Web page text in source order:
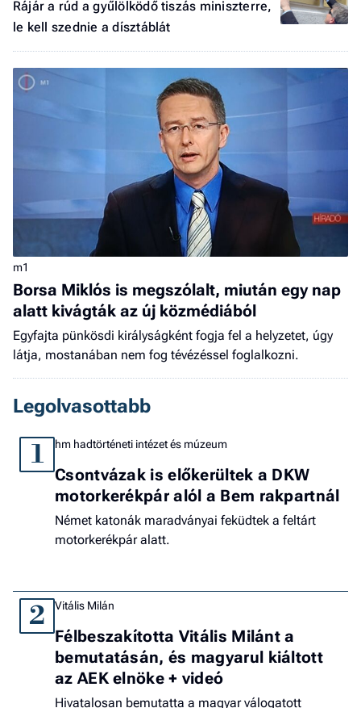
Rájár a rúd a gyűlölködő tiszás miniszterre,
le kell szednie a dísztáblát
m1
Borsa Miklós is megszólalt, miután egy nap
alatt kivágták az új közmédiából
Egyfajta pünkösdi királyságként fogja fel a helyzetet, úgy
látja, mostanában nem fog tévézéssel foglalkozni.
Legolvasottabb
1 hm hadtörténeti intézet és múzeum
Csontvázak is előkerültek a DKW
motorkerékpár alól a Bem rakpartnál
Német katonák maradványai feküdtek a feltárt
motorkerékpár alatt.
2 Vitális Milán
Félbeszakította Vitális Milánt a
bemutatásán, és magyarul kiáltott
az AEK elnöke + videó
Hivatalosan bemutatta a magyar válogatott